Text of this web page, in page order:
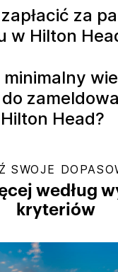
za
w Hilton
minimalny
Head?
SWOJE
według
kryteriów